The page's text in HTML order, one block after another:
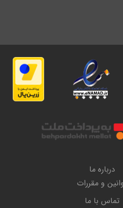
درباره ما
و مقررات
تماس با ما